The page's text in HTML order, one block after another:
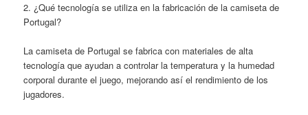
2. ¿Qué tecnología se utiliza en la fabricación de la camiseta de
Portugal?
La camiseta de Portugal se fabrica con materiales de alta
tecnología que ayudan a controlar la temperatura y la humedad
corporal durante el juego, mejorando así el rendimiento de los
jugadores.